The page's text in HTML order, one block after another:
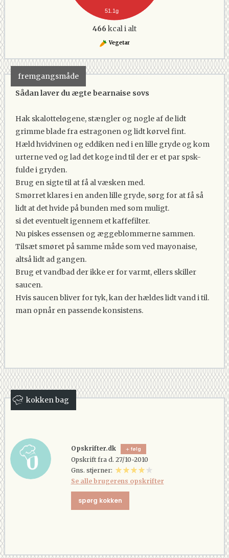
51.1g
466 kcal i alt
Vegetar
fremgangsmåde
Sådan laver du ægte bearnaise sovs
Hak skalotteløgene, stængler og nogle af de lidt
grimme blade fra estragonen og lidt kørvel fint.
Hæld hvidvinen og eddiken ned i en lille gryde og kom
urterne ved og lad det koge ind til der er et par spsk-
fulde i gryden.
Brug en sigte til at få al væsken med.
Smørret klares i en anden lille gryde, sørg for at få så
lidt at det hvide på bunden med som muligt.
si det eventuelt igennem et kaffefilter.
Nu piskes essensen og æggeblommerne sammen.
Tilsæt smøret på samme måde som ved mayonaise,
altså lidt ad gangen.
Brug et vandbad der ikke er for varmt, ellers skiller
saucen.
Hvis saucen bliver for tyk, kan der hældes lidt vand i til.
man opnår en passende konsistens.
kokken bag
Opskrifter.dk følg
Opskrift fra d. 27/10-2010
Gns. stjerner:
Se alle brugerens opskrifter
spørg kokken